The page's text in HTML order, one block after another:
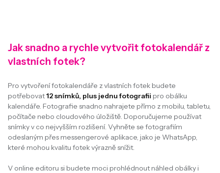
Jak snadno a rychle vytvořit fotokalendář z
vlastních fotek?
Pro vytvoření fotokalendáře z vlastních fotek budete
potřebovat12 snímků, plus jednu fotografii pro obálku
kalendáře. Fotografie snadno nahrajete přímo z mobilu, tabletu,
počítače nebo cloudového úložiště. Doporučujeme používat
snímky v co nejvyšším rozlišení. Vyhněte se fotografiím
odeslaným přes messengerové aplikace, jako je WhatsApp,
které mohou kvalitu fotek výrazně snížit.
V online editoru si budete moci prohlédnout náhled obálky i